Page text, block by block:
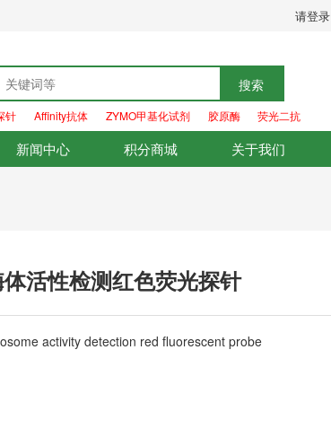
请登录
搜索
针 Affinity抗体 ZYMO甲基化试剂 胶原酶 荧光二抗
新闻中心 积分商城 关于我们
活性检测红色荧光探针
activity detection red fluorescent probe